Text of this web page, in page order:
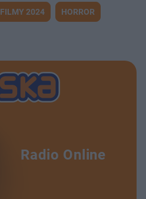
FILMY 2024 HORROR
Radio Online